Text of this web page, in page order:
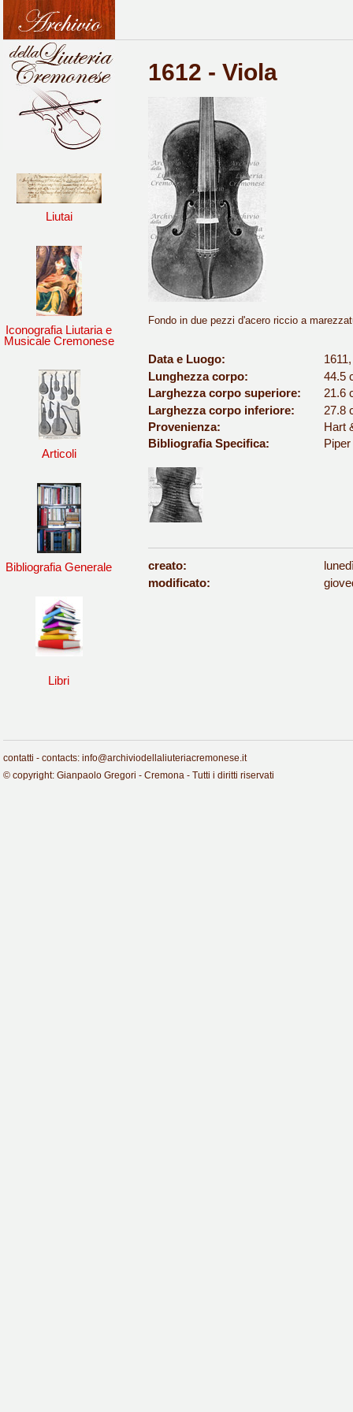
Liutai
Iconografia Liutaria e
Musicale Cremonese
Articoli
Bibliografia Generale
Libri
1612 - Viola
Fondo in due pezzi d'acero riccio a
Data e Luogo:
Lunghezza corpo:
44.5
Larghezza corpo superiore:
21.6
Larghezza corpo inferiore:
27.8
Provenienza:
Hart
Bibliografia Specifica:
creato:
modificato:
contatti - contacts: info@archiviodellaliuteriacremonese.it
© copyright: Gianpaolo Gregori - Cremona - Tutti i diritti riservati